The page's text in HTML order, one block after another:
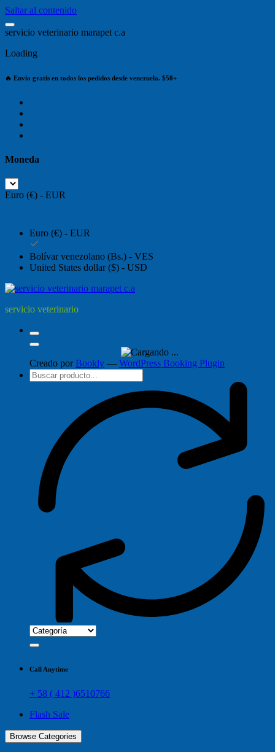
Saltar al contenido
servicio veterinario marapet c.a
Loading
🔥 Envío gratis en todos los pedidos desde venezuela. $50+
Moneda
Euro (€) - EUR
Euro (€) - EUR
Bolívar venezolano (Bs.) - VES
United States dollar ($) - USD
servicio veterinario
Creado por Bookly — WordPress Booking Plugin
Call Anytime
+ 58 ( 412 )6510766
Flash Sale
Browse Categories